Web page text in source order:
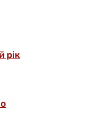
рік